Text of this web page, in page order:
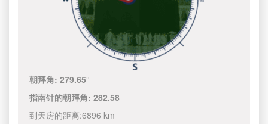
朝拜角:279.65°
指南针的朝拜角:282.58
到天房的距离:6896 km